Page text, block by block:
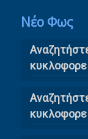
Νέο Φως